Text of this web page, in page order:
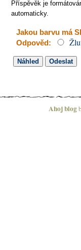
Příspěvěk je
automaticky.
Jakou barvu má
Odpověd:
Ahoj blog